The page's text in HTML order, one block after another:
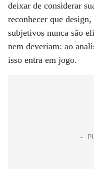
deixar de considerar
reconhecer que
subjetivos nunca são
nem deveriam: ao
isso entra em jogo.